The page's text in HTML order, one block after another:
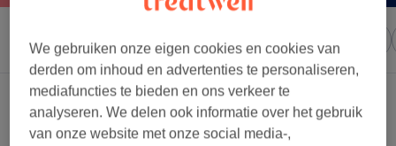
Sorteer op Elke prijs Salons Expresaanbiedingen
2 salons met:
hot stone massages in de buurt van Sint-Genesius-Rode, Vlaams-
We gebruiken onze eigen cookies en cookies van
derden om inhoud en advertenties te personaliseren,
mediafuncties te bieden en ons verkeer te
analyseren. We delen ook informatie over het gebruik
van onze website met onze social media-,